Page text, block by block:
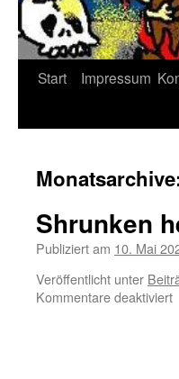
Zum
Start Impressum
Shrunken
Publiziert am 10. Mai
Veröffentlicht unter
Kommentare deaktiviertfür